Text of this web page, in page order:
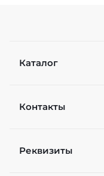
Каталог
Контакты
Реквизиты